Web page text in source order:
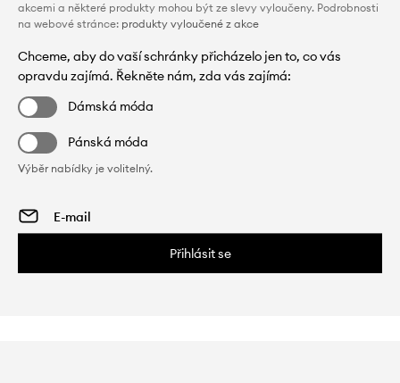
akcemi a některé produkty mohou být ze slevy vyloučeny. Podrobnosti
na webové stránce: produkty vyloučené z akce
Chceme, aby do vaší schránky přicházelo jen to, co vás
opravdu zajímá. Řekněte nám, zda vás zajímá:
Dámská móda
Pánská móda
Výběr nabídky je volitelný.
Přihlásit se